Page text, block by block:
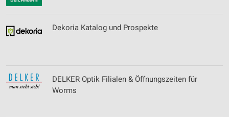
Dekoria Katalog und Prospekte
DELKER Optik Filialen & Öffnungszeiten für
Worms